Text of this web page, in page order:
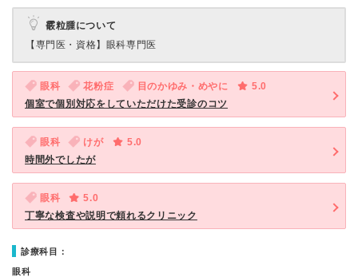
霰粒腫について
【専門医・資格】 眼科専門医
眼科 花粉症 目のかゆみ・めやに
5.0
個室で個別対応をしていただけた受診のコツ
眼科 けが
5.0
時間外でしたが
眼科
5.0
丁寧な検査や説明で頼れるクリニック
診療科目：
眼科